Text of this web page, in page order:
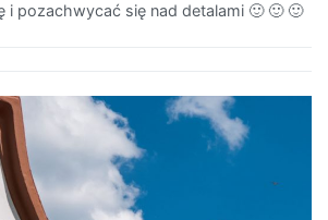
i pozachwycać się nad detalami 🙂 🙂 🙂